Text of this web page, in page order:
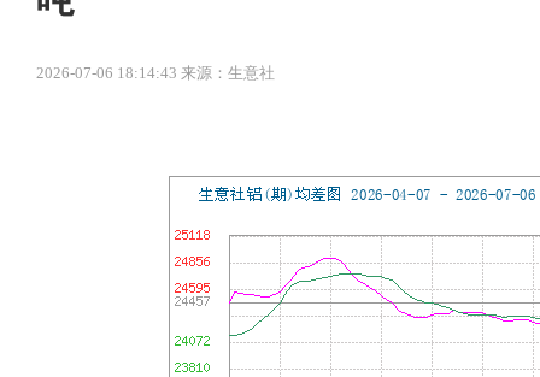
2026-07-06 18:14:43 来源：生意社